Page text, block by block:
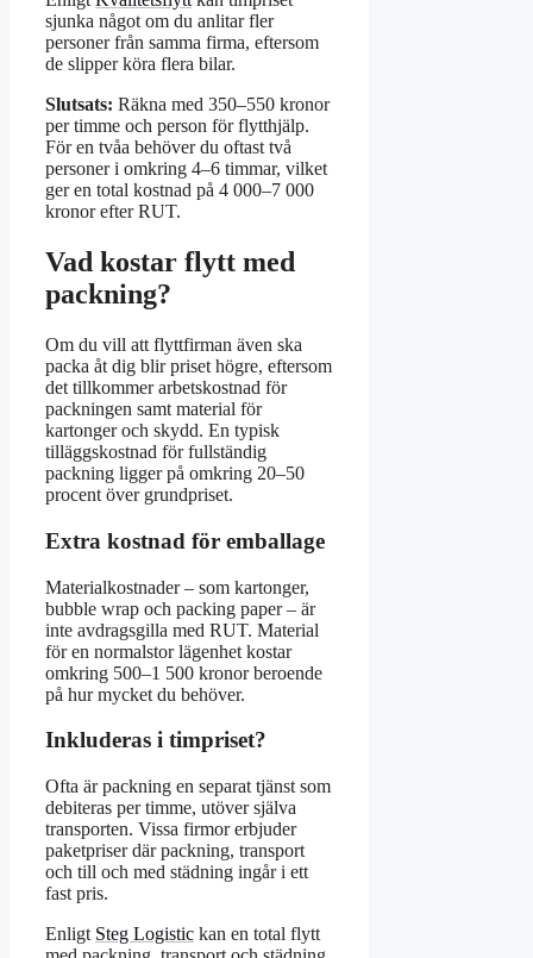
sjunka något om du anlitar fler
personer från samma firma, eftersom
de slipper köra flera bilar.
Slutsats: Räkna med 350–550 kronor
per timme och person för flytthjälp.
För en tvåa behöver du oftast två
personer i omkring 4–6 timmar, vilket
ger en total kostnad på 4 000–7 000
kronor efter RUT.
Vad kostar flytt med
packning?
Om du vill att flyttfirman även ska
packa åt dig blir priset högre, eftersom
det tillkommer arbetskostnad för
packningen samt material för
kartonger och skydd. En typisk
tilläggskostnad för fullständig
packning ligger på omkring 20–50
procent över grundpriset.
Extra kostnad för emballage
Materialkostnader – som kartonger,
bubble wrap och packing paper – är
inte avdragsgilla med RUT. Material
för en normalstor lägenhet kostar
omkring 500–1 500 kronor beroende
på hur mycket du behöver.
Inkluderas i timpriset?
Ofta är packning en separat tjänst som
debiteras per timme, utöver själva
transporten. Vissa firmor erbjuder
paketpriser där packning, transport
och till och med städning ingår i ett
fast pris.
Enligt Steg Logistic kan en total flytt